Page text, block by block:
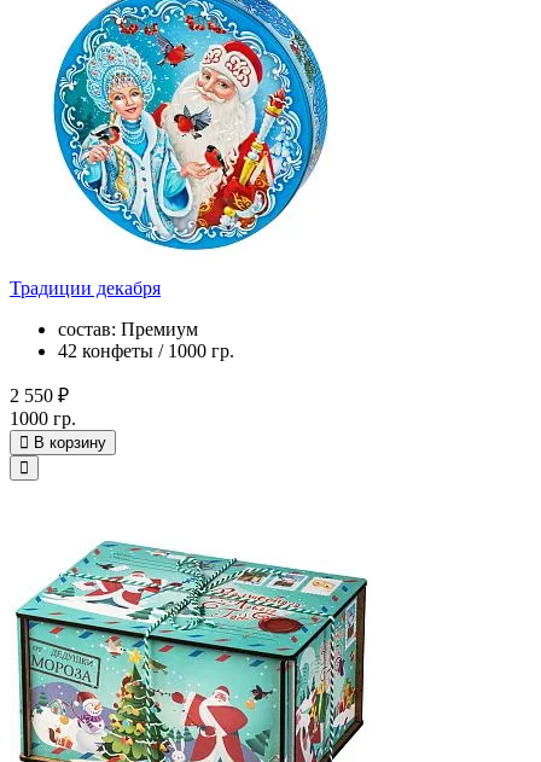
Традиции декабря
состав: Премиум
42 конфеты / 1000 гр.
2 550 ₽
1000 гр.
В корзину